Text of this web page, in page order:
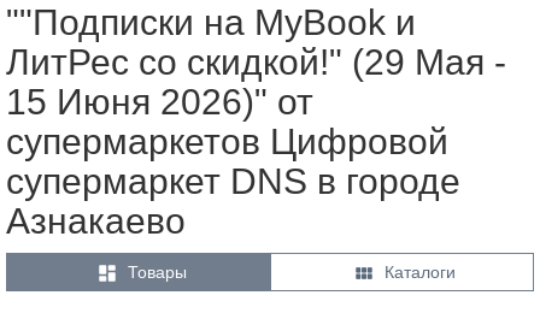
""Подписки на MyBook и
ЛитРес со скидкой!" (29 Мая -
15 Июня 2026)" от
супермаркетов Цифровой
супермаркет DNS в городе
Азнакаево
 Товары  Каталоги